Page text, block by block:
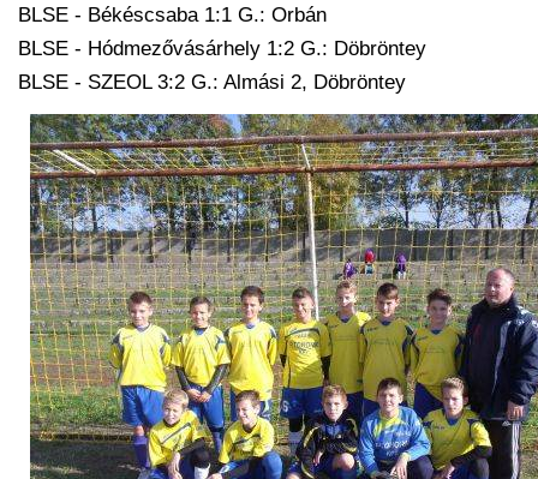
BLSE - Békéscsaba 1:1 G.: Orbán
BLSE - Hódmezővásárhely 1:2 G.: Döbröntey
BLSE - SZEOL 3:2 G.: Almási 2, Döbröntey